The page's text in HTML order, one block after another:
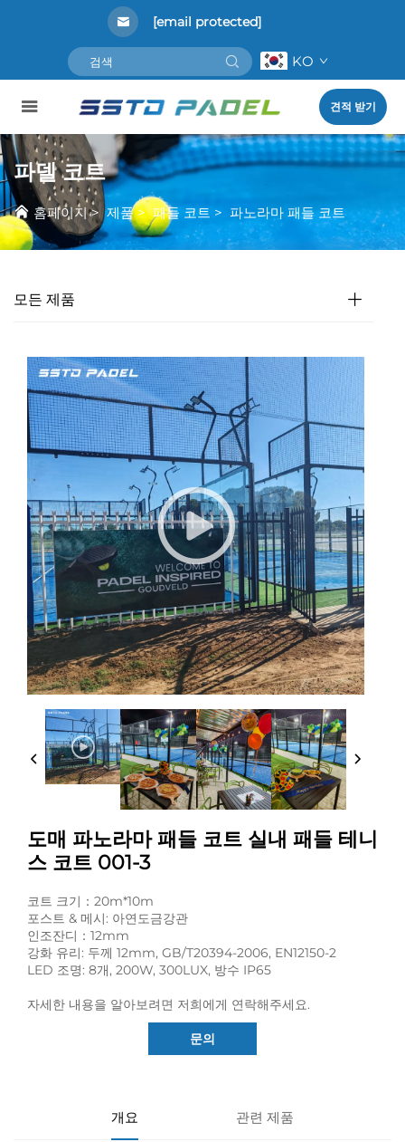
[email protected]
KO
견적 받기
파델 코트
홈페이지>제품>패들 코트 > 파노라마 패들 코트
모든 제품
도매 파노라마 패들 코트 실내 패들 테니
스 코트 001-3
코트 크기：20m*10m
포스트 & 메시: 아연도금강관
인조잔디：12mm
강화 유리: 두께 12mm, GB/T20394-2006, EN12150-2
LED 조명: 8개, 200W, 300LUX, 방수 IP65
자세한 내용을 알아보려면 저희에게 연락해주세요.
문의
개요 관련 제품